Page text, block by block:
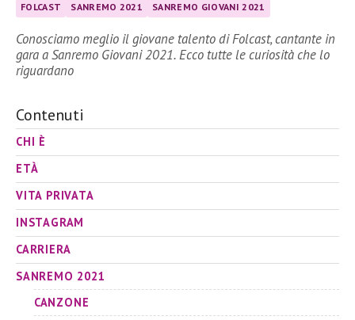
FOLCAST SANREMO 2021 SANREMO GIOVANI 2021
Conosciamo meglio il giovane talento di Folcast, cantante in
gara a Sanremo Giovani 2021. Ecco tutte le curiosità che lo
riguardano
Contenuti
CHI È
ETÀ
VITA PRIVATA
INSTAGRAM
CARRIERA
SANREMO 2021
CANZONE